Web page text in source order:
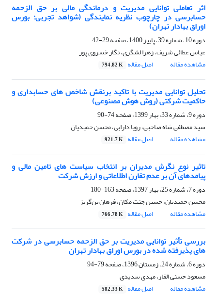
اثر تعاملی توانایی مدیریت و درماندگی مالی بر حق الزحمه
حسابرسی در چارچوب نظریه نمایندگی (شواهد تجربی: بورس
اوراق بهادار تهران)
دوره 10، شماره 39، پاییز 1400، صفحه
29-42
عباس عطائی شریف، زهرا لشگری، نگار خسروی پور
مشاهده مقاله
اصل مقاله 794.82 K
تحلیل توانایی مدیریت با تاکید برنقش شاخص های حسابداری و
حاکمیت شرکتی (روش هوش مصنوعی)
دوره 9، شماره 33، بهار 1399، صفحه
74-90
سید مصطفی شاه صاحبی، رویا دارابی، محسن حمیدیان
مشاهده مقاله
اصل مقاله 921.7 K
تاثیر نوع نگرش مدیران بر انتخاب سیاست های تامین مالی و
پیامدهای آن بر عدم تقارن اطلاعاتی و ارزش شرکت
دوره 7، شماره 25، بهار 1397، صفحه
163-180
محسن حمیدیان، حسین جنت مکان، فرهان بن‌گریز
مشاهده مقاله
اصل مقاله 766.78 K
بررسی تأثیر توانایی مدیریت بر حق الزحمه حسابرسی در شرکت
های پذیرفته شده در بورس اوراق بهادار تهران
دوره 6، شماره 24، زمستان 1396، صفحه
79-94
مسعود حسنی القار، مهدی سدیدی
مشاهده مقاله
اصل مقاله 582.33 K